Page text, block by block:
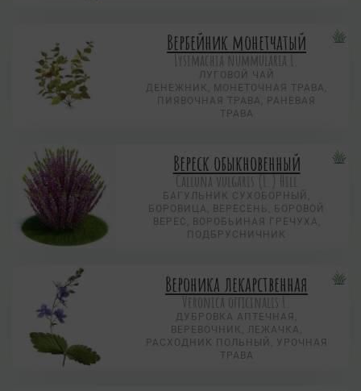
Вербейник монетчатый
Lysimachia nummularia L.
ЛУГОВОЙ ЧАЙ
ДЕНЕЖНИК, МОНЕТОЧНАЯ ТРАВА,
ПИЯВОЧНАЯ ТРАВА, РАНЕВАЯ
ТРАВА
Вереск обыкновенный
Calluna vulgaris (L.) Hill
БАГУЛЬНИК СУХОБОРНЫЙ,
БОРОВИЦА, ВЕРЕСЕНЬ, БОРОВОЙ
ВЕРЕС, ВОРОБЬИНАЯ ГРЕЧУХА,
ПОДБРУСНИЧНИК
Вероника лекарственная
Veronica officinalis L.
ДУБРОВКА АПТЕЧНАЯ,
ВЕРЕВОЧНИК, ЛЕЖАЧКА,
РАСХОДНИК ПОЛЬНЫЙ, УРОЧНАЯ
ТРАВА